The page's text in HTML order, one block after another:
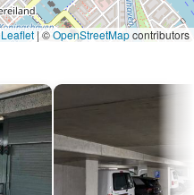
P
Leaflet|©OpenStreetMapcontributors